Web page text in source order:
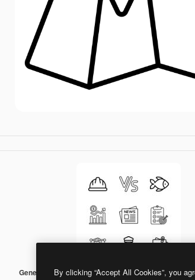
Generic Detailed Outline
By clicking “Accept All Cookies”, you